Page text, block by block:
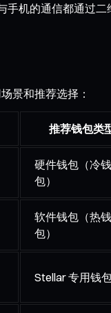
机的通信都通过
景和推荐选择：
推荐钱包类
硬件钱包（冷钱
包）
软件钱包（热钱
包）
Stellar 专用钱